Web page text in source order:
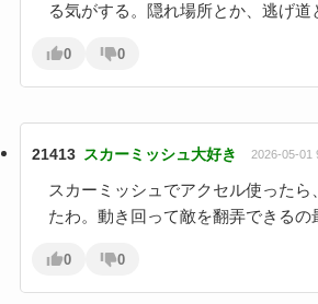
る気がする。隠れ場所とか、逃げ道
0 0
21413 スカーミッシュ大好き 2026-05-01
スカーミッシュでアクセル使ったら
たわ。動き回って敵を翻弄できるの
0 0